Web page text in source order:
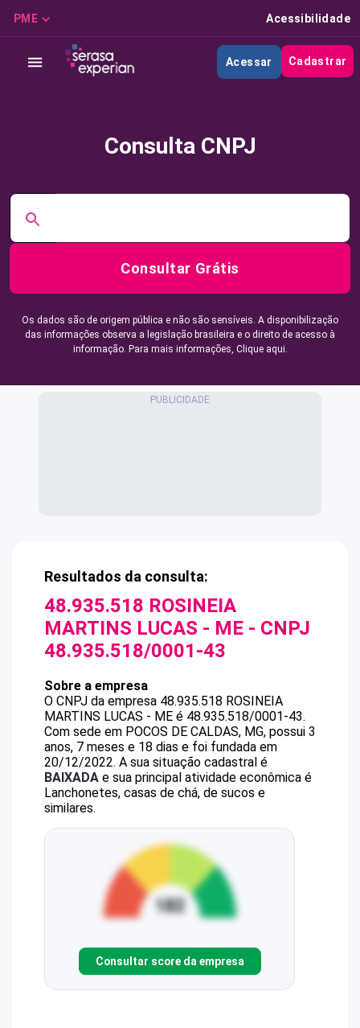
PME Acessibilidade
Acessar Cadastrar
Consulta CNPJ
Consultar Grátis
Os dados são de origem pública e não são sensíveis. A disponibilização
das informações observa a legislação brasileira e o direito de acesso à
informação. Para mais informações, Clique aqui.
Resultados da consulta:
48.935.518 ROSINEIA
MARTINS LUCAS - ME - CNPJ
48.935.518/0001-43
Sobre a empresa
O CNPJ da empresa 48.935.518 ROSINEIA
MARTINS LUCAS - ME é 48.935.518/0001-43.
Com sede em POCOS DE CALDAS, MG, possui 3
anos, 7 meses e 18 dias e foi fundada em
20/12/2022. A sua situação cadastral é
BAIXADA e sua principal atividade econômica é
Lanchonetes, casas de chá, de sucos e
similares.
Consultar score da empresa